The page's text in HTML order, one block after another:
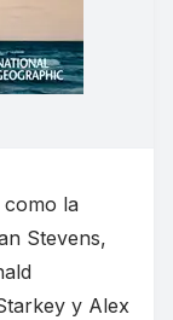
como la
Stevens,
y Alex